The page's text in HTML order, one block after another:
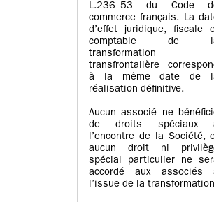
L.236–53 du Code
commerce français. La
d’effet juridique, fiscale
comptable de
transformation
transfrontalière
à la même date de
réalisation définitive.
Aucun associé ne
de droits spéciaux
l’encontre de la Société,
aucun droit ni
spécial particulier ne
accordé aux associés
l’issue de la transformation